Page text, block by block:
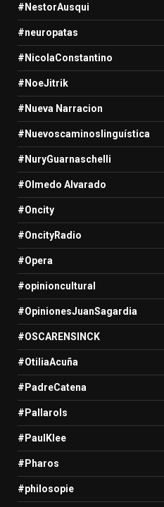
#NestorAusqui
#neuropatas
#NicolaConstantino
#NoeJitrik
#Nueva Narracion
#Nuevoscaminoslinguística
#NuryGuarnaschelli
#Olmedo Alvarado
#Oncity
#OncityRadio
#Opera
#opinioncultural
#OpinionesJuanSagardia
#OSCARENSINCK
#OtiliaAcuña
#PadreCatena
#Pallarols
#PaulKlee
#Pharos
#philosopie